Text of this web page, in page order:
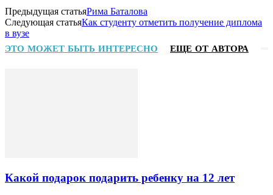
Предыдущая статьяРима Баталова
Следующая статьяКак студенту отметить получение диплома
в вузе
ЭТО МОЖЕТ БЫТЬ ИНТЕРЕСНО ЕЩЕ ОТ АВТОРА
Какой подарок подарить ребенку на 12 лет